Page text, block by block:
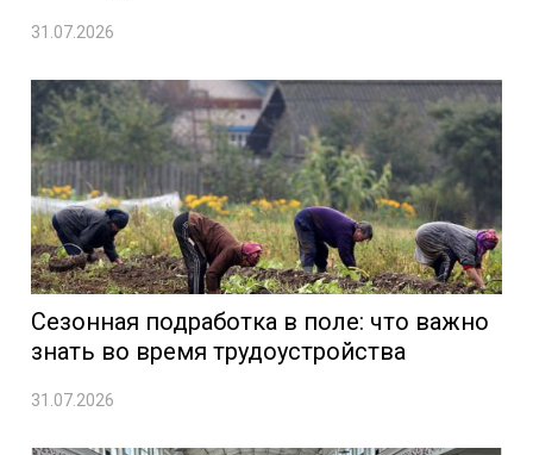
31.07.2026
Сезонная подработка в поле: что важно
знать во время трудоустройства
31.07.2026